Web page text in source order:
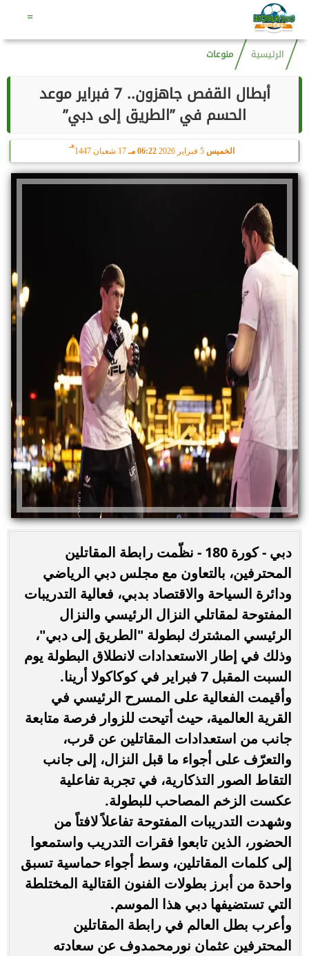
=
الرئيسية منوعات
أبطال القفص جاهزون.. 7 فبراير موعد
الحسم في ”الطريق إلى دبي”
الخميس 06:22 مـ 17 شعبان 1447
هـ
دبي - كورة 180 - نظّمت رابطة المقاتلين
المحترفين، بالتعاون مع مجلس دبي الرياضي
ودائرة السياحة والاقتصاد بدبي، فعالية التدريبات
المفتوحة لمقاتلي النزال الرئيسي والنزال
الرئيسي المشترك لبطولة "الطريق إلى دبي"،
وذلك في إطار الاستعدادات لانطلاق البطولة يوم
السبت المقبل 7 فبراير في كوكاكولا أرينا.
وأقيمت الفعالية على المسرح الرئيسي في
القرية العالمية، حيث أتيحت للزوار فرصة متابعة
جانب من استعدادات المقاتلين عن قرب،
والتعرّف على أجواء ما قبل النزال، إلى جانب
التقاط الصور التذكارية، في تجربة تفاعلية
عكست الزخم المصاحب للبطولة.
وشهدت التدريبات المفتوحة تفاعلاً لافتاً من
الحضور، الذين تابعوا فقرات التدريب واستمعوا
إلى كلمات المقاتلين، وسط أجواء حماسية تسبق
واحدة من أبرز بطولات الفنون القتالية المختلطة
التي تستضيفها دبي هذا الموسم.
وأعرب بطل العالم في رابطة المقاتلين
المحترفين عثمان نورمحمدوف عن سعادته